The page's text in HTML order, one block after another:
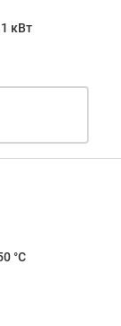
кВт
°C